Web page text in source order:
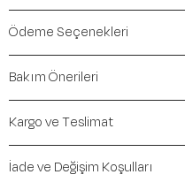
Marka:Maraton
Renk:Açık yeşil
İçerik / Bileşen:
Kalıp / Form:Comfort
Mevsim:İlkbahar-Yaz
Ödeme Seçenekleri
Bakım Önerileri
Kargo ve Teslimat
İade ve Değişim Koşulları